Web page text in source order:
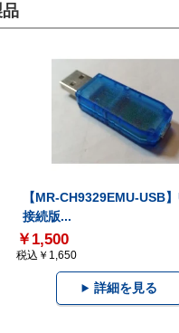
【MR-CH9329EMU-USB
接続版...
￥1,500
税込￥1,650
詳細を見る